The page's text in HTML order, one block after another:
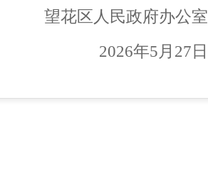
望花区人民政府办公室
2026年5 月 27 日